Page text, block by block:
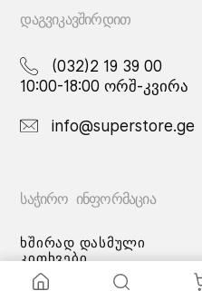
ᲓᲐᲒᲕᲘᲙᲐᲕᲨᲘᲠᲓᲘᲗ
(032)2 19 39 00
10:00-18:00 ორშ-კვირა
info@superstore.ge
ᲡᲐᲭᲘᲠᲝ ᲘᲜᲤᲝᲠᲛᲐᲪᲘᲐ
ხშირად დასმული
კითხვები
მიწოდების სერვისი